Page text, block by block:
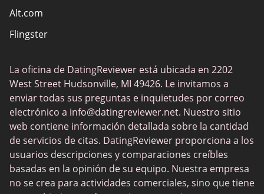
Sitios de citas hispanas
Sitios de sexo
Solteros locales
Sitios de citas populares
Alt.com
Flingster
Tinder
Ashley Madison
Feeld
Chatki
Flirt
OurTime
La oficina de DatingReviewer está ubicada en 2202
West Street Hudsonville, MI 49426. Le invitamos a
enviar todas sus preguntas e inquietudes por correo
electrónico a info@datingreviewer.net. Nuestro sitio
web contiene información detallada sobre la cantidad
de servicios de citas. DatingReviewer proporciona a los
usuarios descripciones y comparaciones creíbles
basadas en la opinión de su equipo. Nuestra empresa
no se crea para actividades comerciales, sino que tiene